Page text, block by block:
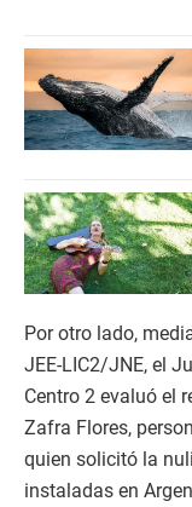
Por otro lado,
JEE-LIC2/JNE, el
Centro 2 evaluó el
Zafra Flores,
quien solicitó la
instaladas en